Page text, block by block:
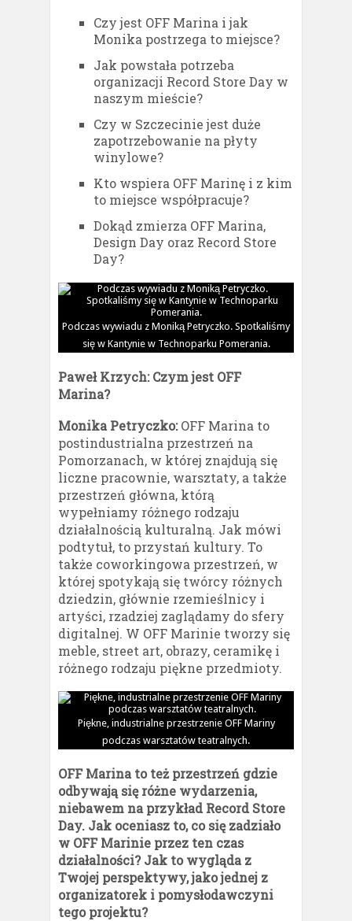
Czy jest OFF Marina i jak
Monika postrzega to miejsce?
Jak powstała potrzeba
organizacji Record Store Day w
naszym mieście?
Czy w Szczecinie jest duże
zapotrzebowanie na płyty
winylowe?
Kto wspiera OFF Marinę i z kim
to miejsce współpracuje?
Dokąd zmierza OFF Marina,
Design Day oraz Record Store
Day?
Podczas wywiadu z Moniką Petryczko. Spotkaliśmy
się w Kantynie w Technoparku Pomerania.
Paweł Krzych: Czym jest OFF
Marina?
Monika Petryczko:OFF Marina to
postindustrialna przestrzeń na
Pomorzanach, w której znajdują się
liczne pracownie, warsztaty, a także
przestrzeń główna, którą
wypełniamy różnego rodzaju
działalnością kulturalną. Jak mówi
podtytuł, to przystań kultury. To
także coworkingowa przestrzeń, w
której spotykają się twórcy różnych
dziedzin, głównie rzemieślnicy i
artyści, rzadziej zaglądamy do sfery
digitalnej. W OFF Marinie tworzy się
meble, street art, obrazy, ceramikę i
różnego rodzaju piękne przedmioty.
Piękne, industrialne przestrzenie OFF Mariny
podczas warsztatów teatralnych.
OFF Marina to też przestrzeń gdzie
odbywają się różne wydarzenia,
niebawem na przykład Record Store
Day. Jak oceniasz to, co się zadziało
w OFF Marinie przez ten czas
działalności? Jak to wygląda z
Twojej perspektywy, jako jednej z
organizatorek i pomysłodawczyni
tego projektu?